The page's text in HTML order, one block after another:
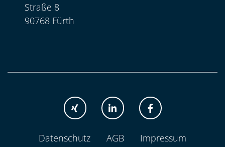
Straße 8
90768 , 9 0 7 6 8
Fürth
XING LINKEDINFACEBOOK
Datenschutz AGB Impressum